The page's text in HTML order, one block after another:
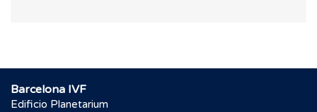
Barcelona IVF
Edificio Planetarium